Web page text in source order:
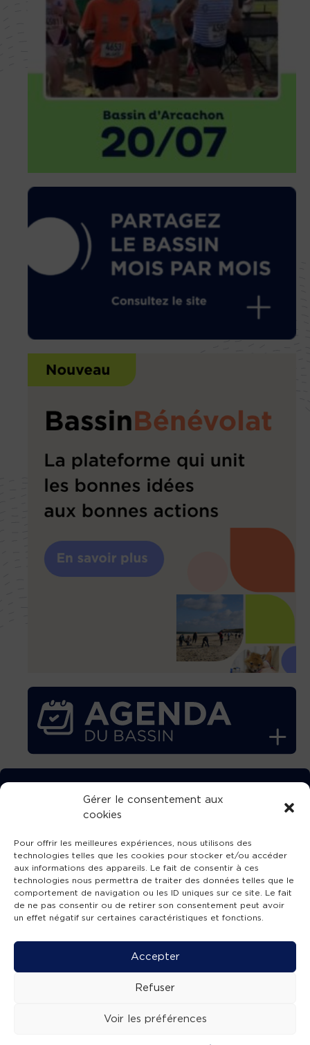
Gérer le consentement aux
cookies
Pour offrir les meilleures expériences, nous utilisons des
technologies telles que les cookies pour stocker et/ou accéder
aux informations des appareils. Le fait de consentir à ces
technologies nous permettra de traiter des données telles que le
comportement de navigation ou les ID uniques sur ce site. Le fait
de ne pas consentir ou de retirer son consentement peut avoir
un effet négatif sur certaines caractéristiques et fonctions.
Accepter
Refuser
Voir les préférences
TÉLÉCHARGEZ GRATUITEMENT
L’APPLICATION TVBA !
SUIVEZ-NOUS !
Mentions légales -Accessibilité